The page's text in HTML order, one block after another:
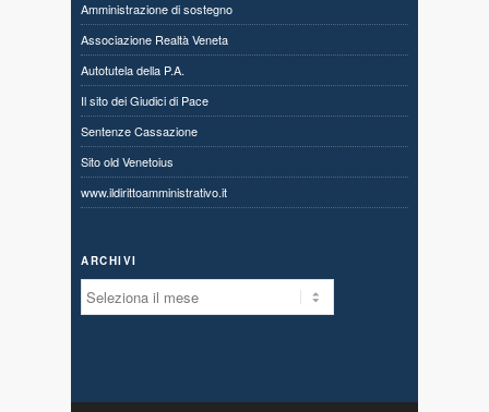
Amministrazione di sostegno
Associazione Realtà Veneta
Autotutela della P.A.
Il sito dei Giudici di Pace
Sentenze Cassazione
Sito old Venetoius
www.ildirittoamministrativo.it
ARCHIVI
Archivi